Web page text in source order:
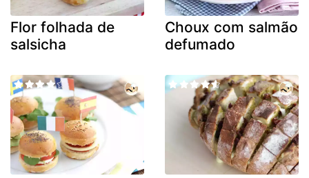
Flor folhada de
salsicha
Choux com salmão
defumado